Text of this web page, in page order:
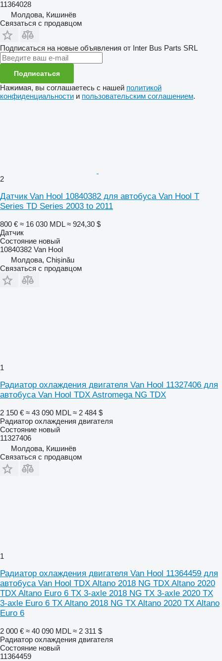
11364028
Молдова, Кишинёв
Связаться с продавцом
Подписаться на новые объявления от Inter Bus Parts SRL
Подписаться
Нажимая, вы соглашаетесь с нашей политикой
конфиденциальности и пользовательским соглашением.
2
Датчик Van Hool 10840382 для автобуса Van Hool T
Series TD Series 2003 to 2011
800 € ≈ 16 030 MDL ≈ 924,30 $
Датчик
Состояние новый
10840382 Van Hool
Молдова, Chișinău
Связаться с продавцом
1
Радиатор охлаждения двигателя Van Hool 11327406 для
автобуса Van Hool TDX Astromega NG TDX
2 150 € ≈ 43 090 MDL ≈ 2 484 $
Радиатор охлаждения двигателя
Состояние новый
11327406
Молдова, Кишинёв
Связаться с продавцом
1
Радиатор охлаждения двигателя Van Hool 11364459 для
автобуса Van Hool TDX Altano 2018 NG TDX Altano 2020
TDX Altano Euro 6 TX 3-axle 2018 NG TX 3-axle 2020 TX
3-axle Euro 6 TX Altano 2018 NG TX Altano 2020 TX Altano
Euro 6
2 000 € ≈ 40 090 MDL ≈ 2 311 $
Радиатор охлаждения двигателя
Состояние новый
11364459